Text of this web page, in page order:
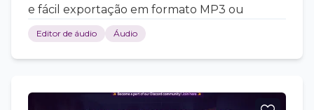
e fácil exportação em formato MP3 ou
Editor de áudio Áudio